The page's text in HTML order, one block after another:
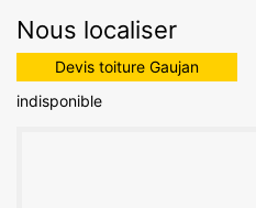
Nous localiser
Devis toiture Gaujan
indisponible